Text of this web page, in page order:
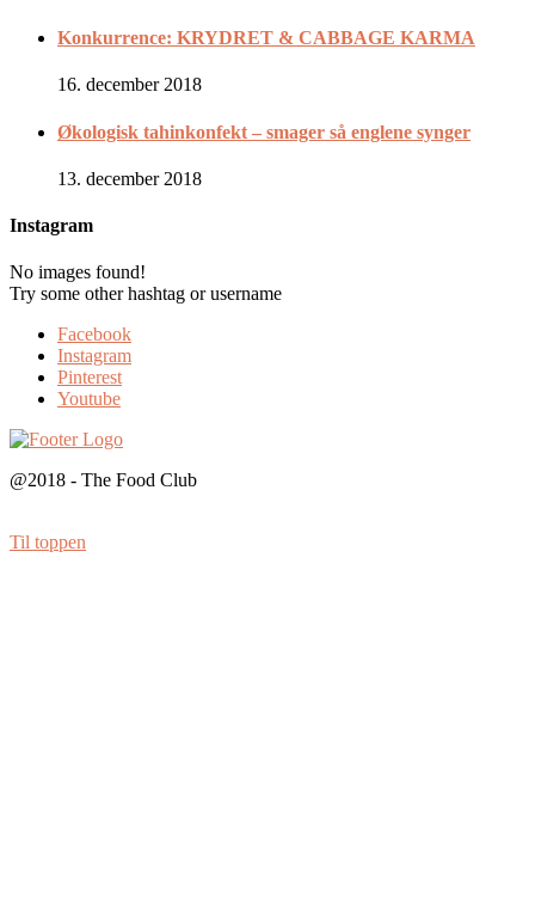
Konkurrence: KRYDRET & CABBAGE KARMA
16. december 2018
Økologisk tahinkonfekt – smager så englene synger
13. december 2018
Instagram
No images found!
Try some other hashtag or username
Facebook
Instagram
Pinterest
Youtube
@2018 - The Food Club
Til toppen